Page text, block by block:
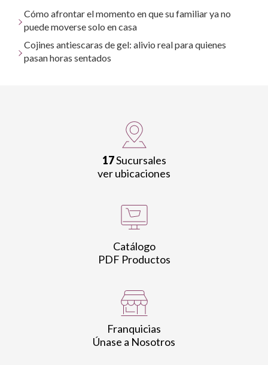
Cómo afrontar el momento en que su familiar ya no
puede moverse solo en casa
Cojines antiescaras de gel: alivio real para quienes
pasan horas sentados
17Sucursales
ver ubicaciones
Catálogo
PDF Productos
Franquicias
Únase a Nosotros